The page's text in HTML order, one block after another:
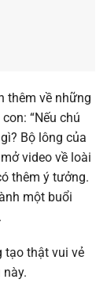
thêm về những
“Nếu chú
Bộ lông của
video về loài
thêm ý tưởng.
một buổi
tạo thật vui vẻ